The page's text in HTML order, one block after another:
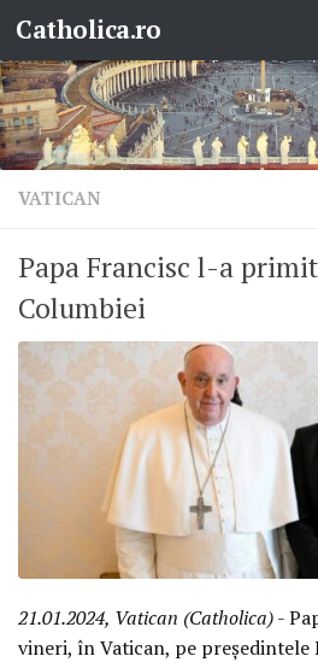
Skip to content
Catholica.ro
VATICAN
Papa Francisc l-a
Columbiei
21.01.2024, Vatican (Catholica)-
vineri, în Vatican, pe președintele